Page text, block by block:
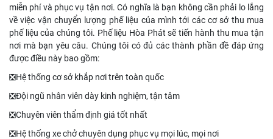
miễn phí và phục vụ tận nơi. Có nghĩa là bạn không cần phải lo lắng
về việc vận chuyển lượng phế liệu của mình tới các cơ sở thu mua
phế liệu của chúng tôi. Phế liệu Hòa Phát sẽ tiến hành thu mua tận
nơi mà bạn yêu câu. Chúng tôi có đủ các thành phần đề đáp ứng
được điều này bao gồm:
❎Hệ thống cơ sở khắp nơi trên toàn quốc
❎Đội ngũ nhân viên dày kinh nghiệm, tận tâm
❎Chuyên viên thẩm định giá tốt nhất
❎Hệ thống xe chở chuyên dụng phục vụ mọi lúc, mọi nơi